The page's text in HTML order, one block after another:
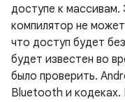
доступе к массивам.
компилятор не
что доступ будет
будет известен во
было проверить.
Bluetooth и кодеках.